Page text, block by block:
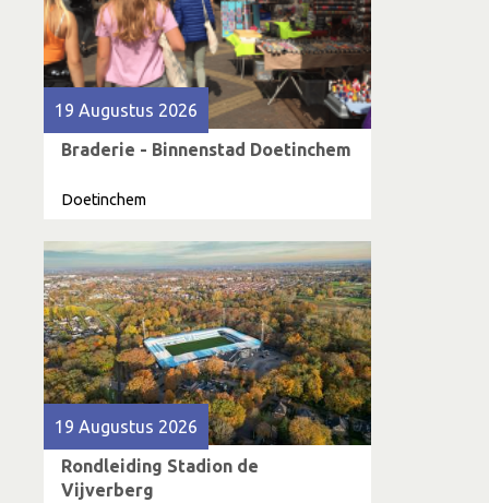
19 Augustus 2026
Braderie - Binnenstad Doetinchem
Doetinchem
19 Augustus 2026
Rondleiding Stadion de
Vijverberg